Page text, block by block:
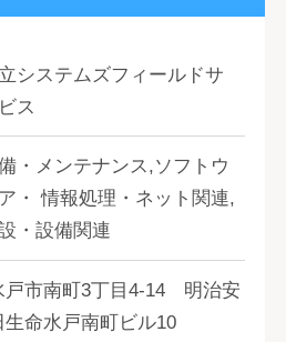
システムズフィールドサ
ス
・メンテナンス,ソフトウ
・ 情報処理・ネット関連,
・設備関連
戸市南町3丁目4-14 明治安
生命水戸南町ビル10